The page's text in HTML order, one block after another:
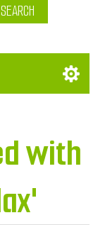
SEARCH
with